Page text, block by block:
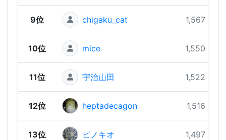
9位 chigaku_cat 1,567 pts
10位 mice 1,550 pts
11位 宇治山田 1,522 pts
12位 heptadecagon 1,516 pts
13位 ピノキオ 1,497 pts